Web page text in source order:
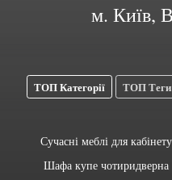
м. Київ,
ТОП Категорії ТОП Теги
Сучасні меблі для кабінету
Шафа купе чотиридверна